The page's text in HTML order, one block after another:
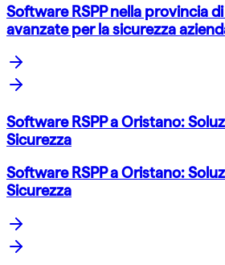
Software RSPP nella provincia
avanzate per la sicurezza
Software RSPP a Oristano:
Sicurezza
Software RSPP a Oristano:
Sicurezza